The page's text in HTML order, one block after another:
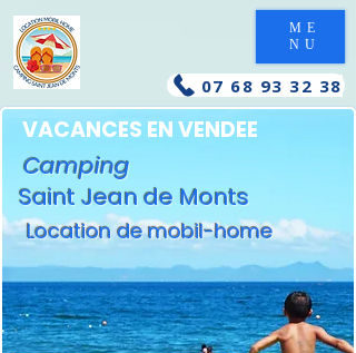
ME
NU
07 68 93 32 38
Location de mobil-home
Camping
Saint Jean de Monts
VACANCES EN VENDEE